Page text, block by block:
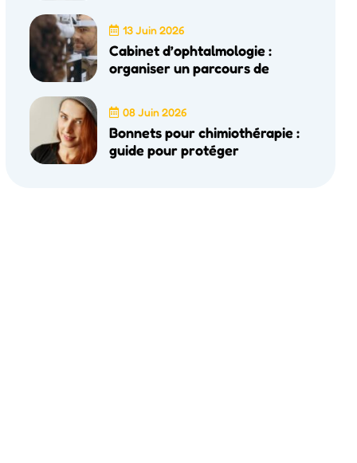
13 Juin 2026
Cabinet d’ophtalmologie :
organiser un parcours de
08 Juin 2026
Bonnets pour chimiothérapie :
guide pour protéger